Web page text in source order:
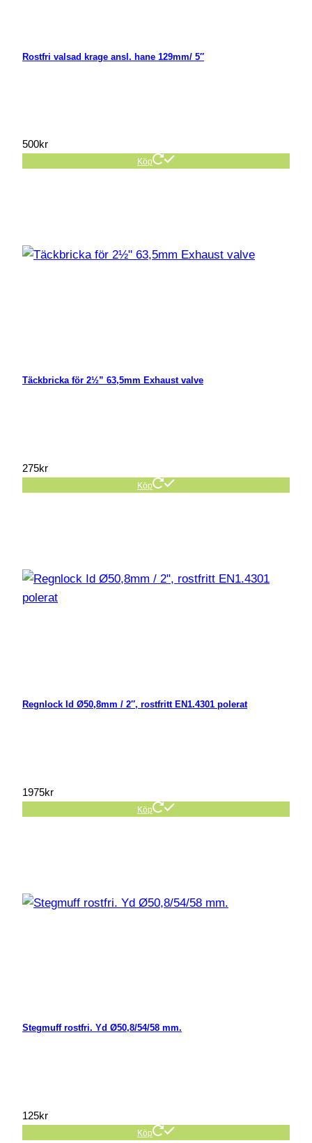
Rostfri valsad krage ansl. hane 129mm/ 5″
500kr
Köp
Täckbricka för 2½” 63,5mm Exhaust valve
275kr
Köp
Regnlock Id Ø50,8mm / 2″, rostfritt EN1.4301 polerat
1975kr
Köp
Stegmuff rostfri. Yd Ø50,8/54/58 mm.
125kr
Köp